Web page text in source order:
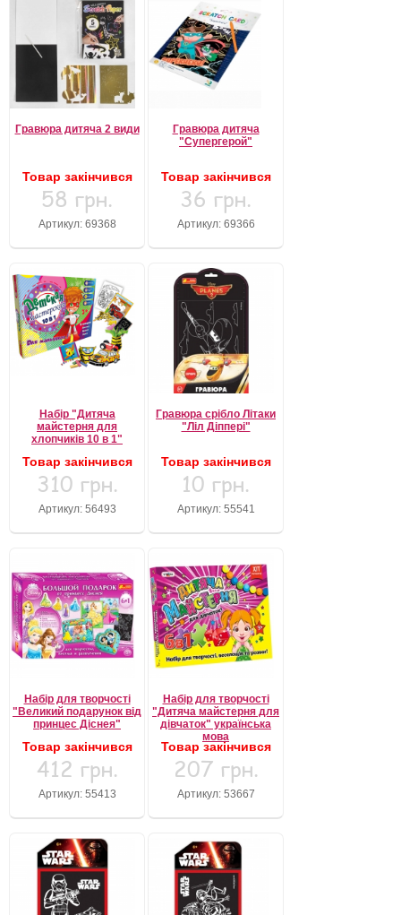
Гравюра дитяча 2 види
Товар закінчився
58 грн.
Артикул: 69368
Гравюра дитяча
"Супергерой"
Товар закінчився
36 грн.
Артикул: 69366
Набір "Дитяча
майстерня для
хлопчиків 10 в 1"
Товар закінчився
310 грн.
Артикул: 56493
Гравюра срібло Літаки
"Ліл Діппері"
Товар закінчився
10 грн.
Артикул: 55541
Набір для творчості
"Великий подарунок від
принцес Діснея"
Товар закінчився
412 грн.
Артикул: 55413
Набір для творчості
"Дитяча майстерня для
дівчаток" українська
мова
Товар закінчився
207 грн.
Артикул: 53667